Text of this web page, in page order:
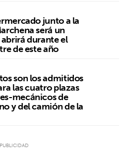
junto a la
será un
durante el
de este año
son los admitidos
las cuatro plazas
mecánicos de
y del camión de la